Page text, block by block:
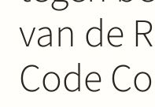
van de
Code
News &
Contact